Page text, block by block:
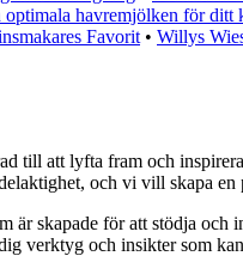
havremjölken för ditt
Favorit • Willys
att lyfta fram och
och vi vill skapa
är skapade för att stödja
verktyg och insikter som